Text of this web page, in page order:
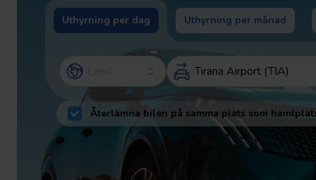
Uthyrning per dag Uthyrning per månad
Återlämna bilen på samma plats som